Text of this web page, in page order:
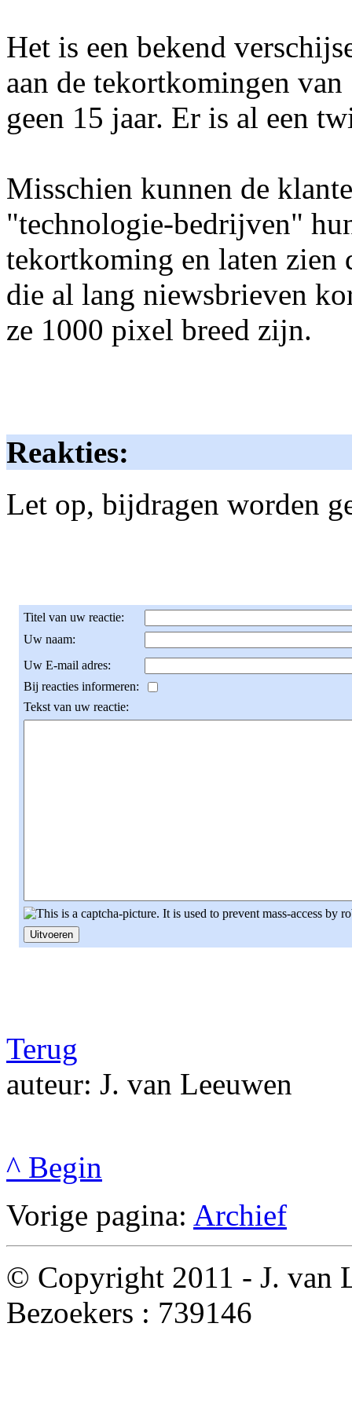
Het is een bekend
aan de tekortkomingen
geen 15 jaar. Er is al een
Misschien kunnen de
"technologie-bedrijven"
tekortkoming en laten zien
die al lang niewsbrieven
ze 1000 pixel breed zijn.
Reakties:
Let op, bijdragen worden
Titel van uw reactie:
Uw naam:
Uw E-mail adres:
Bij reacties informeren:
Tekst van uw reactie:
Terug
auteur: J. van Leeuwen
^ Begin
Vorige pagina: Archief
© Copyright 2011 - J. van
Bezoekers : 739146